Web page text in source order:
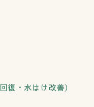
復・水はけ改善)